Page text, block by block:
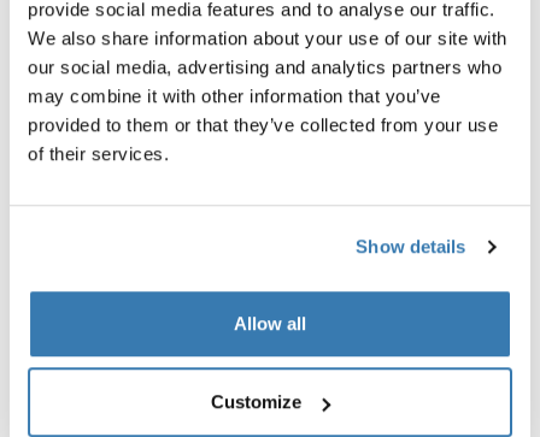
provide social media features and to analyse our traffic.
We also share information about your use of our site with
our social media, advertising and analytics partners who
may combine it with other information that you’ve
provided to them or that they’ve collected from your use
of their services.
Show details
Allow all
Customize